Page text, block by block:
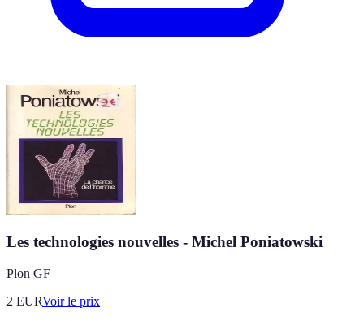
Les technologies nouvelles - Michel Poniatowski
Plon GF
2 EURVoir le prix